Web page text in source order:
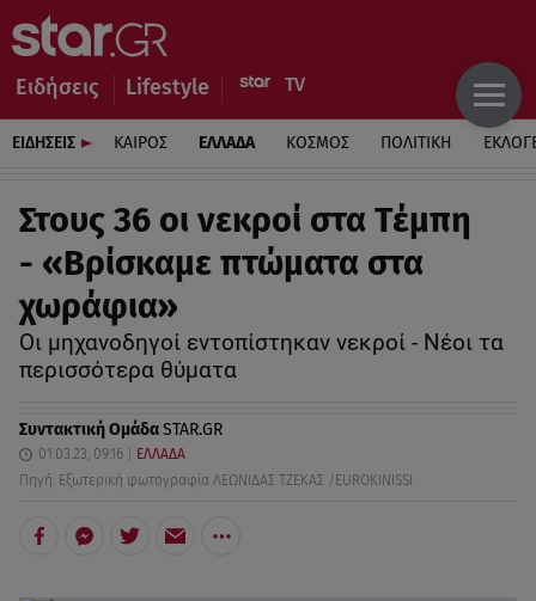
Ειδήσεις Lifestyle
ΕΙΔΗΣΕΙΣ ΚΑΙΡΟΣ ΕΛΛΑΔΑ ΚΟΣΜΟΣ ΠΟΛΙΤΙΚΗ
Στους 36 οι νεκροί στα Τέμπη
- «Βρίσκαμε πτώματα στα
χωράφια»
Οι μηχανοδηγοί εντοπίστηκαν νεκροί - Νέοι τα
περισσότερα θύματα
Συντακτική ΟμάδαSTAR.GR
01.03.23, 09:16
ΕΛΛΑΔΑ
Πηγή: Εξωτερική φωτογραφία ΛΕΩΝΙΔΑΣ ΤΖΕΚΑΣ /EUROKINISSI